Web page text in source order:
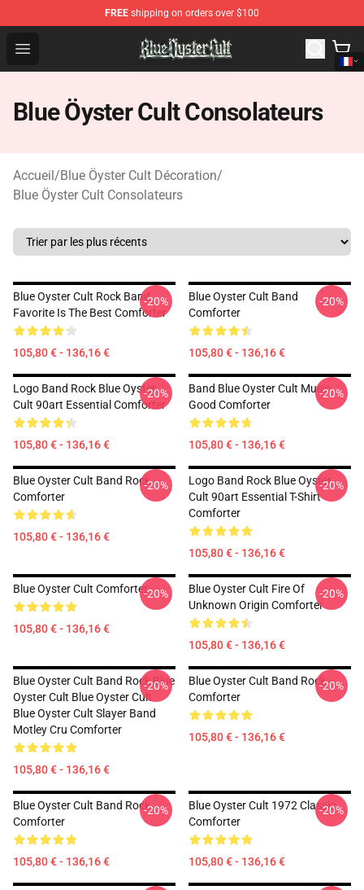
FREE shipping on orders over $100
Open menu
Blue Öyster Cult Store - Official Blue Öyster Cult
Blue Öyster Cult Consolateurs
Accueil/Blue Öyster Cult Décoration/
Blue Öyster Cult Consolateurs
Blue Oyster Cult Rock Band
Favorite Is The Best Comforter
105,80 € - 136,16 €
-20%
Blue Oyster Cult Band
Comforter
105,80 € - 136,16 €
-20%
Logo Band Rock Blue Oyster
Cult 90art Essential Comforter
105,80 € - 136,16 €
-20%
Band Blue Oyster Cult Music
Good Comforter
105,80 € - 136,16 €
-20%
Blue Oyster Cult Band Rock
Comforter
105,80 € - 136,16 €
-20%
Logo Band Rock Blue Oyster
Cult 90art Essential T-Shirt
Comforter
105,80 € - 136,16 €
-20%
Blue Oyster Cult Comforter
105,80 € - 136,16 €
-20%
Blue Oyster Cult Fire Of
Unknown Origin Comforter
105,80 € - 136,16 €
-20%
Blue Oyster Cult Band Rock Blue
Oyster Cult Blue Oyster Cult
Blue Oyster Cult Slayer Band
Motley Cru Comforter
105,80 € - 136,16 €
-20%
Blue Oyster Cult Band Rock
Comforter
105,80 € - 136,16 €
-20%
Blue Oyster Cult Band Rock
Comforter
105,80 € - 136,16 €
-20%
Blue Oyster Cult 1972 Classic
Comforter
105,80 € - 136,16 €
-20%